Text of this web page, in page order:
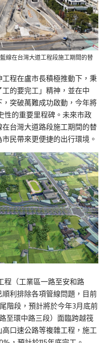
線在台灣大道工程段施工期間的替
程在盧市長積極推動下，秉
的要完工」精神，並在中
突破萬難成功啟動，今年將
性的重要里程碑。未來市政
台灣大道路段施工期間的替
民帶來更便捷的出行環境。
程（工業區一路至安和路
利排除各項管線問題，目前
階段，預計將於今年3月底前
至環中路三段）面臨跨越筏
口速公路等複雜工程，施工